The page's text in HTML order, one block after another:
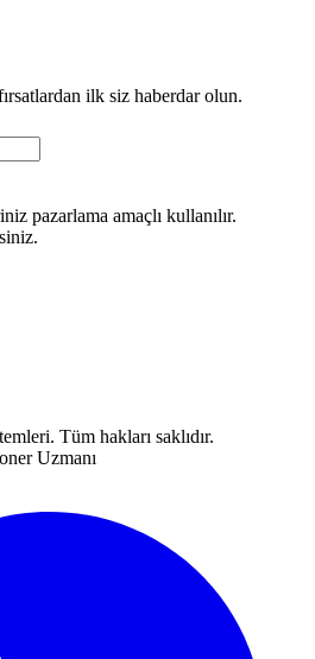
ilk siz haberdar olun.
pazarlama amaçlı kullanılır.
. Tüm hakları saklıdır.
Uzmanı